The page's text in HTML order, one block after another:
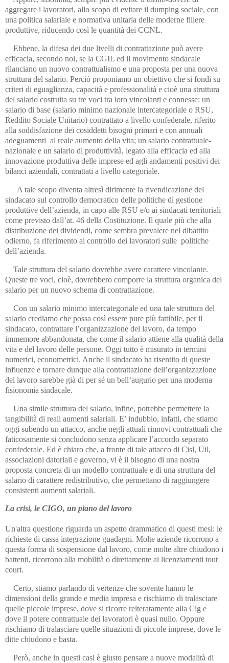
aggregare i lavoratori, allo scopo di evitare il dumping sociale, con
una politica salariale e normativa unitaria delle moderne filiere
produttive, riducendo così le quantità dei CCNL.
Ebbene, la difesa dei due livelli di contrattazione può avere
efficacia, secondo noi, se la CGIL ed il movimento sindacale
rilanciano un nuovo contrattualismo e una proposta per una nuova
struttura del salario. Perciò proponiamo un obiettivo che si fondi su
criteri di eguaglianza, capacità e professionalità e cioè una struttura
del salario costruita su tre voci tra loro vincolanti e connesse: un
salario di base (salario minimo nazionale intercategoriale o RSU,
Reddito Sociale Unitario) contrattato a livello confederale, riferito
alla soddisfazione dei cosiddetti bisogni primari e con annuali
adeguamenti al reale aumento della vita; un salario contrattuale-
nazionale e un salario di produttività, legato alla efficacia ed alla
innovazione produttiva delle imprese ed agli andamenti positivi dei
bilanci aziendali, contrattati a livello categoriale.
A tale scopo diventa altresì dirimente la rivendicazione del
sindacato sul controllo democratico delle politiche di gestione
produttive dell’azienda, in capo alle RSU e/o ai sindacati territoriali
come previsto dall’at. 46 della Costituzione. Il quale più che alla
distribuzione dei dividendi, come sembra prevalere nel dibattito
odierno, fa riferimento al controllo dei lavoratori sulle politiche
dell’azienda.
Tale struttura del salario dovrebbe avere carattere vincolante.
Queste tre voci, cioè, dovrebbero comporre la struttura organica del
salario per un nuovo schema di contrattazione.
Con un salario minimo intercategoriale ed una tale struttura del
salario crediamo che possa così essere pure più fattibile, per il
sindacato, contrattare l’organizzazione del lavoro, da tempo
immemore abbandonata, che come il salario attiene alla qualità della
vita e del lavoro delle persone. Oggi tutto è misurato in termini
numerici, econometrici. Anche il sindacato ha risentito di queste
influenze e tornare dunque alla contrattazione dell’organizzazione
del lavoro sarebbe già di per sé un bell’augurio per una moderna
fisionomia sindacale.
Una simile struttura del salario, infine, potrebbe permettere la
tangibilità di reali aumenti salariali. E’ indubbio, infatti, che stiamo
oggi subendo un attacco, anche negli attuali rinnovi contrattuali che
faticosamente si concludono senza applicare l’accordo separato
confederale. Ed è chiaro che, a fronte di tale attacco di Cisl, Uil,
associazioni datoriali e governo, vi è il bisogno di una nostra
proposta concreta di un modello contrattuale e di una struttura del
salario di carattere redistributivo, che permettano di raggiungere
consistenti aumenti salariali.
La crisi, le CIGO, un piano del lavoro
Un'altra questione riguarda un aspetto drammatico di questi mesi: le
richieste di cassa integrazione guadagni. Molte aziende ricorrono a
questa forma di sospensione dal lavoro, come molte altre chiudono i
battenti, ricorrono alla mobilità o direttamente ai licenziamenti tout
court.
Certo, stiamo parlando di vertenze che sovente hanno le
dimensioni della grande e media impresa e rischiamo di tralasciare
quelle piccole imprese, dove si ricorre reiteratamente alla Cig e
dove il potere contrattuale dei lavoratori è quasi nullo. Oppure
rischiamo di tralasciare quelle situazioni di piccole imprese, dove le
ditte chiudono e basta.
Però, anche in questi casi è giusto pensare a nuove modalità di